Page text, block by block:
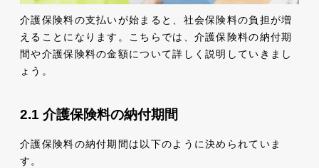
介護保険料の支払いが始まると、社会保険料の負担が増
えることになります。こちらでは、介護保険料の納付期
間や介護保険料の金額について詳しく説明していきまし
ょう。
介護保険料の納付期間
介護保険料の納付期間は以下のように決められていま
す。